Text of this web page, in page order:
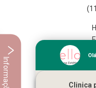
Clinica
Informações